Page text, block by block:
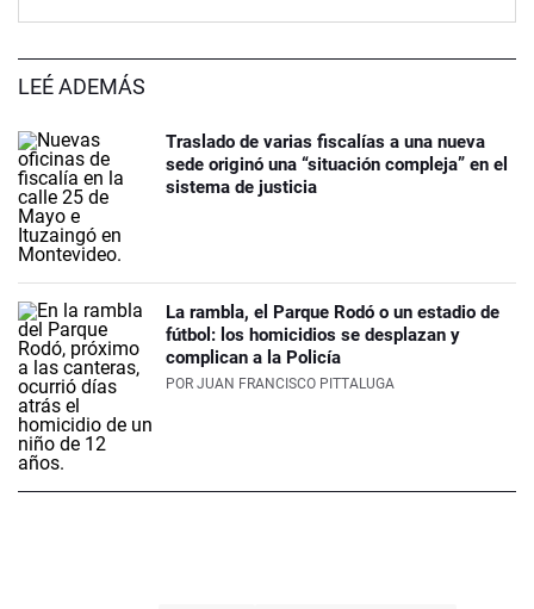
LEÉ ADEMÁS
Traslado de varias fiscalías a una nueva
sede originó una “situación compleja” en el
sistema de justicia
La rambla, el Parque Rodó o un estadio de
fútbol: los homicidios se desplazan y
complican a la Policía
POR JUAN FRANCISCO PITTALUGA